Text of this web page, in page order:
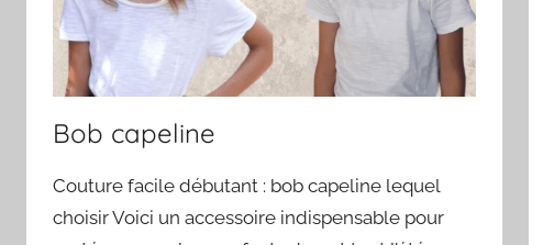
Bob capeline
Couture facile débutant : bob capeline lequel
choisir Voici un accessoire indispensable pour